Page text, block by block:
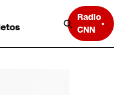
Radio
CNN